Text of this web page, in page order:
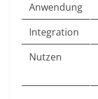
Anwendung
Integration
Nutzen